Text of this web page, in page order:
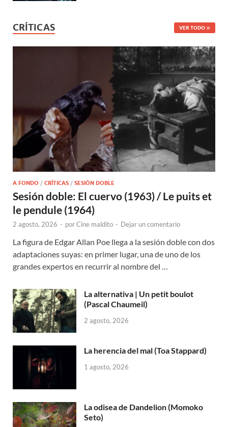
CRÍTICAS VER TODO
A FONDO / CRÍTICAS / SESIÓN DOBLE
Sesión doble: El cuervo (1963) / Le puits et
le pendule (1964)
2 agosto, 2026 - porCine maldito - Dejar un comentario
La figura de Edgar Allan Poe llega a la sesión doble con dos
adaptaciones suyas: en primer lugar, una de uno de los
grandes expertos en recurrir al nombre del …
La alternativa | Un petit boulot
(Pascal Chaumeil)
2 agosto, 2026
La herencia del mal (Toa Stappard)
1 agosto, 2026
La odisea de Dandelion (Momoko
Seto)